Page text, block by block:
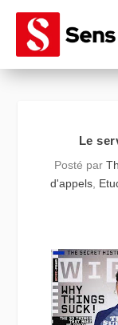
Le
Posté par
d'appels